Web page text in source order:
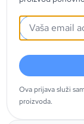
Ova prijava služi
proizvoda.